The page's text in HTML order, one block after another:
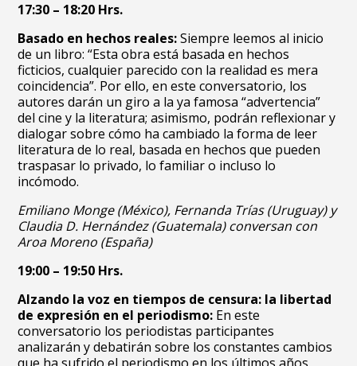
17:30 – 18:20 Hrs.
Basado en hechos reales:Siempre leemos al inicio
de un libro: “Esta obra está basada en hechos
ficticios, cualquier parecido con la realidad es mera
coincidencia”. Por ello, en este conversatorio, los
autores darán un giro a la ya famosa “advertencia”
del cine y la literatura; asimismo, podrán reflexionar y
dialogar sobre cómo ha cambiado la forma de leer
literatura de lo real, basada en hechos que pueden
traspasar lo privado, lo familiar o incluso lo
incómodo.
Emiliano Monge (México), Fernanda Trías (Uruguay) y
Claudia D. Hernández (Guatemala) conversan con
Aroa Moreno (España)
19:00 – 19:50 Hrs.
Alzando la voz en tiempos de censura: la libertad
de expresión en el periodismo: En este
conversatorio los periodistas participantes
analizarán y debatirán sobre los constantes cambios